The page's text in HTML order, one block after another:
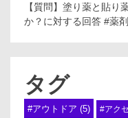
【質問】塗り薬と貼り
か？に対する回答 #薬
タグ
#アウトドア (5) #アク